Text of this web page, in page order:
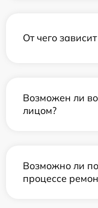
От чего
Возможен ли
лицом?
Возможно ли
процессе